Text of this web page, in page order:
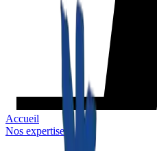
Accueil
Nos expertises